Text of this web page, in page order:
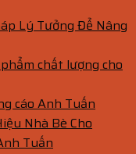
Lý Tưởng Để Nâng
chất lượng cho
cáo Anh Tuấn
Nhà Bè Cho
Tuấn